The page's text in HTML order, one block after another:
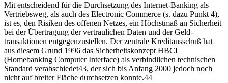
Mit entscheidend für die Durchsetzung des Internet-Banking als
Vertriebsweg, als auch des Electronic Commerce (s. dazu Punkt 4),
ist es, den Risiken des offenen Netzes, ein Höchstmaß an Sicherheit
bei der Übertragung der vertraulichen Daten und der Geld-
transaktionen entgegenzustellen. Der zentrale Kreditausschuß hat
aus diesem Grund 1996 das Sicherheitskonzept HBCI
(Homebanking Computer Interface) als verbindlichen technischen
Standard verabschiedet43, der sich bis Anfang 2000 jedoch noch
nicht auf breiter Fläche durchsetzen konnte.44